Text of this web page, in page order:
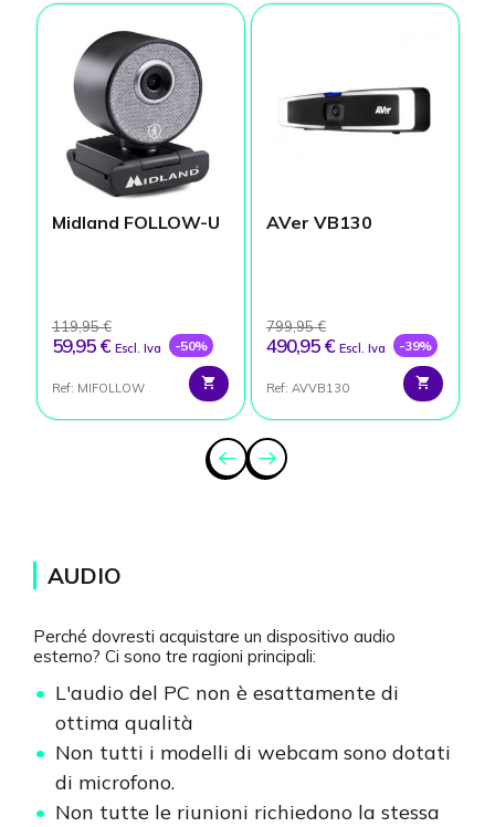
Midland FOLLOW-U
119,95 €
59,95 € Escl. Iva -50%
Ref: MIFOLLOW
AVer VB130
799,95 €
490,95 € Escl. Iva -39%
Ref: AVVB130
AUDIO
Perché dovresti acquistare un dispositivo audio
esterno? Ci sono tre ragioni principali:
L'audio del PC non è esattamente di
ottima qualità
Non tutti i modelli di webcam sono dotati
di microfono.
Non tutte le riunioni richiedono la stessa